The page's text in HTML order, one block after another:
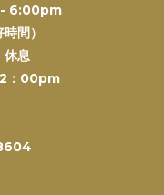
- 6:00pm
間）
休息
：00pm